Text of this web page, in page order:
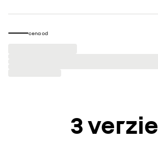
cena od
3 verzie